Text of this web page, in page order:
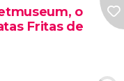
o
Fritas de